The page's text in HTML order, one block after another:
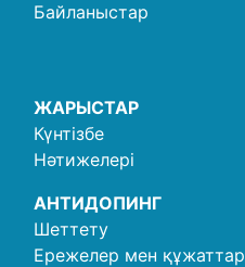
Байланыстар
ЖАРЫСТАР
Күнтізбе
Нәтижелері
АНТИДОПИНГ
Шеттету
Ережелер мен құжаттар